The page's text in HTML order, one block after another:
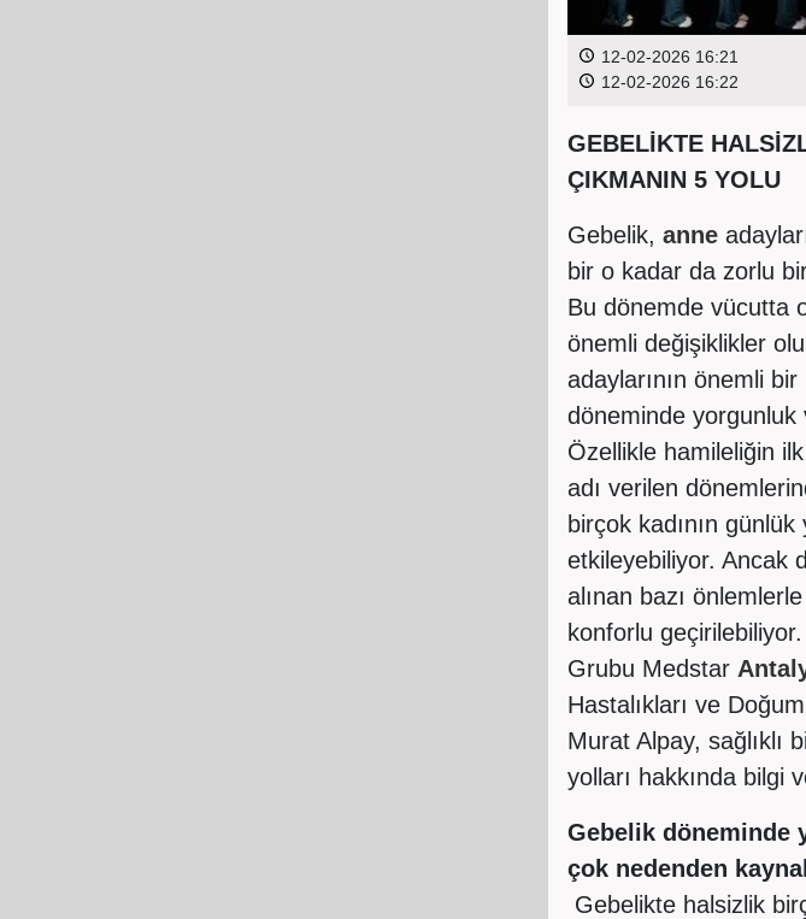
12-02-2026 16:21
12-02-2026 16:22
GEBELİKTE
ÇIKMANIN 5 YOLU
Gebelik, anne
bir o kadar da zorlu
Bu dönemde vücutta
önemli değişiklikler
adaylarının önemli bir
döneminde yorgunluk
Özellikle hamileliğin
adı verilen
birçok kadının günlük
etkileyebiliyor. Ancak
alınan bazı
konforlu
Grubu Medstar
Hastalıkları ve
Murat Alpay, sağlıklı
yolları hakkında bilgi
Gebelik döneminde
çok nedenden
Gebelikte halsizlik